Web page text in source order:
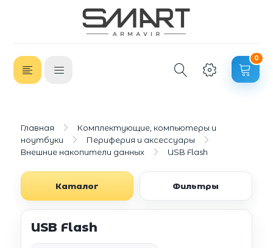
0
Главная
Комплектующие, компьютеры и
ноутбуки
Периферия и аксессуары
Внешние накопители данных
USB Flash
Каталог Фильтры
USB Flash